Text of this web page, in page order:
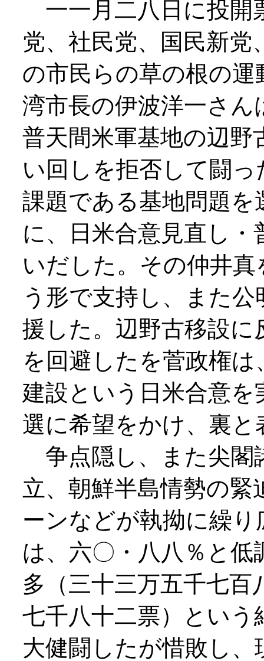
一一月二八日に投開
党、社民党、国民新党
の市民らの草の根の
湾市長の伊波洋一さ
普天間米軍基地の辺
い回しを拒否して闘
課題である基地問題
に、日米合意見直し
いだした。その仲井
う形で支持し、また
援した。辺野古移設
を回避したを菅政権
建設という日米合意
選に希望をかけ、裏
争点隠し、また尖閣
立、朝鮮半島情勢の
ーンなどが執拗に繰
は、六〇・八八％と
多（三十三万五千七百
七千八十二票）とい
大健闘したが惜敗し